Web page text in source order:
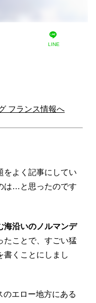
LINE
をよく記事にしてい
は…と思ったのです
海沿いのノルマンデ
たことで、すごい猛
書くことにしまし
エロー地方にある